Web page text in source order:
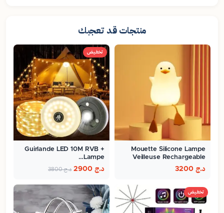
منتجات قد تعجبك
Mouette Silicone Lampe
Veilleuse Rechargeable
Pour…
د.ج
تخفيض
Guirlande LED 10M RVB +
Lampe…
د.ج د.ج3800
تخفيض